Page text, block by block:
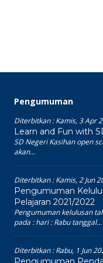
Pengumuman
Diterbitkan :Kamis, 3 Apr
Learn and Fun with
SD Negeri Kasihan open
akan...
Diterbitkan :Kamis, 2 Jun
Pengumuman
Pelajaran 2021/2022
Pengumuman kelulusan
pada : hari : Rabu tanggal...
Diterbitkan :Rabu, 1 Jun